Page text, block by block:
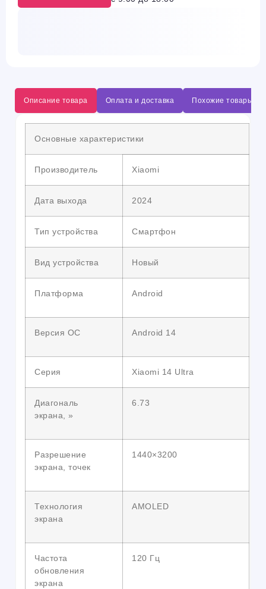
Описание товара Оплата и доставка Похожие товары
Основные характеристики
Производитель Xiaomi
Дата выхода 2024
Тип устройства Смартфон
Вид устройства Новый
Платформа Android
Версия ОС Android 14
Серия Xiaomi 14 Ultra
Диагональ
экрана, »
6.73
Разрешение
экрана, точек
1440×3200
Технология
экрана
AMOLED
Частота
обновления
экрана
120 Гц